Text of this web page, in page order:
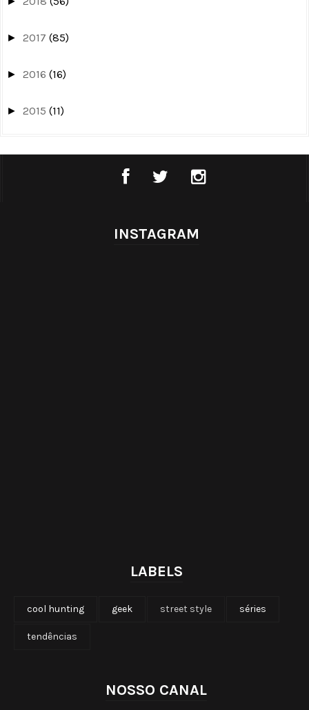
► 2017 (85)
► 2016 (16)
► 2015 (11)
INSTAGRAM
LABELS
cool hunting geek street style séries
tendências
NOSSO CANAL